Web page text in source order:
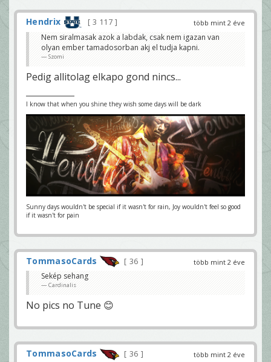
több mint 2 éve
Hendrix
3 117
Nem siralmasak azok a labdak, csak nem igazan van
olyan ember tamadosorban akj el tudja kapni.
Szomi
Pedig allitolag elkapo gond nincs...
I know that when you shine they wish some days will be dark
Sunny days wouldn't be special if it wasn't for rain, Joy wouldn't feel so good
if it wasn't for pain
több mint 2 éve
TommasoCards
36
Sekép sehang
Cardinalis
No pics no Tune 😊
több mint 2 éve
TommasoCards 36